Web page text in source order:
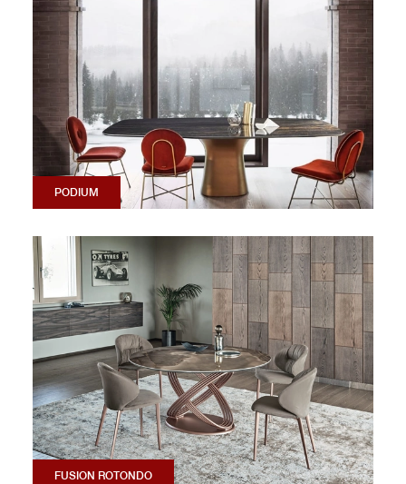
PODIUM
FUSION ROTONDO